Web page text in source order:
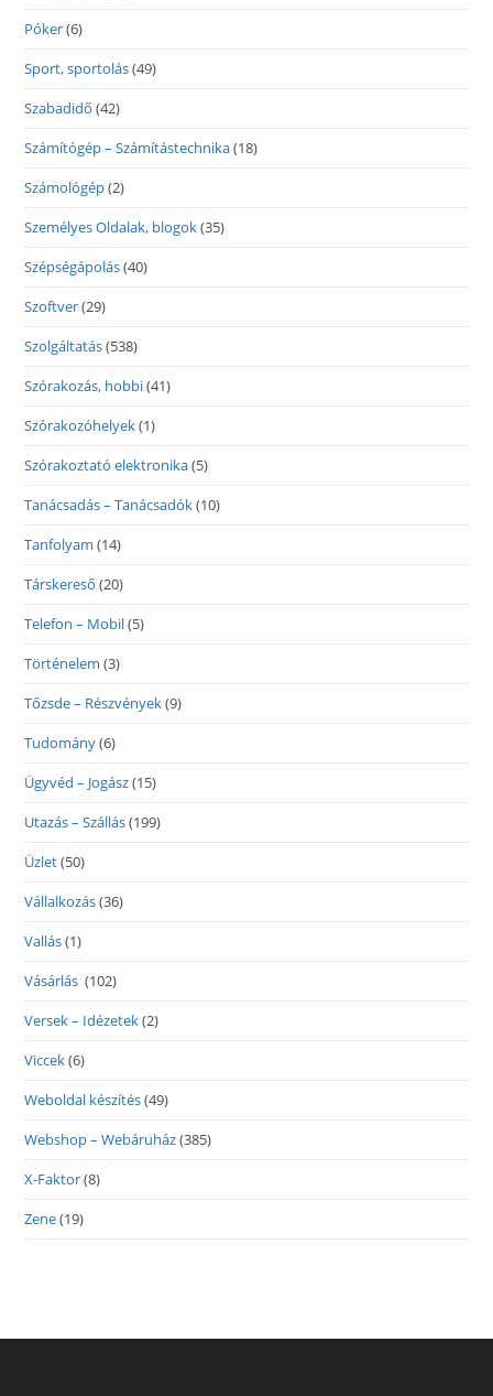
Póker(6)
Sport, sportolás(49)
Szabadidő (42)
Számítógép – Számítástechnika(18)
Számológép(2)
Személyes Oldalak, blogok(35)
Szépségápolás(40)
Szoftver(29)
Szolgáltatás(538)
Szórakozás, hobbi(41)
Szórakozóhelyek(1)
Szórakoztató elektronika(5)
Tanácsadás – Tanácsadók(10)
Tanfolyam (14)
Társkereső (20)
Telefon – Mobil(5)
Történelem (3)
Tőzsde – Részvények(9)
Tudomány(6)
Ügyvéd – Jogász(15)
Utazás – Szállás(199)
Üzlet(50)
Vállalkozás(36)
Vallás(1)
Vásárlás (102)
Versek – Idézetek(2)
Viccek(6)
Weboldal készítés(49)
Webshop – Webáruház(385)
X-Faktor(8)
Zene(19)